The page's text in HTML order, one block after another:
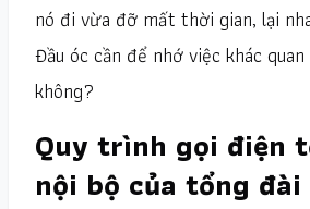
nó đi vừa đỡ mất thời gian, lại
Đầu óc cần để nhớ việc khác
không?
Quy trình gọi điện
nội bộ của tổng đài